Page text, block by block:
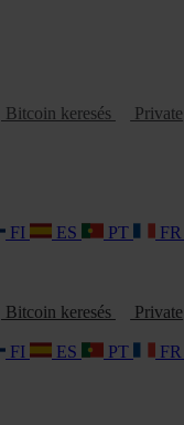
Bitcoin keresés
Private
FI ES PT FR
Bitcoin keresés
Private
FI ES PT FR